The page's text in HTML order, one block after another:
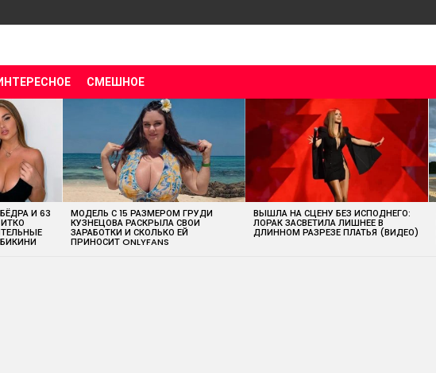
СМЕШНОЕ
И 63 МОДЕЛЬ С 15 РАЗМЕРОМ ГРУДИ
КУЗНЕЦОВА РАСКРЫЛА СВОИ
ЗАРАБОТКИ И СКОЛЬКО ЕЙ
ПРИНОСИТ ONLYFANS
ВЫШЛА НА СЦЕНУ БЕЗ ИСПОДНЕГО:
ЛОРАК ЗАСВЕТИЛА ЛИШНЕЕ В
ДЛИННОМ РАЗРЕЗЕ ПЛАТЬЯ (ВИДЕО)